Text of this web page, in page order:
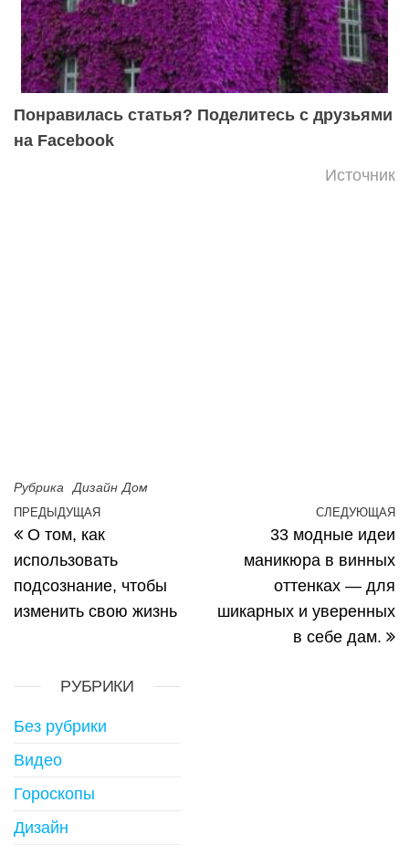
Понравилась статья? Поделитесь с друзьями
на Facebook
Источник
Рубрика Дизайн Дом
Навигация по записям
Предыдущая запись
ПРЕДЫДУЩАЯ
О том, как
использовать
подсознание, чтобы
изменить свою жизнь
СЛЕДУЮЩАЯ
33 модные идеи
маникюра в винных
оттенках — для
шикарных и уверенных
в себе дам.
РУБРИКИ
Без рубрики
Видео
Гороскопы
Дизайн